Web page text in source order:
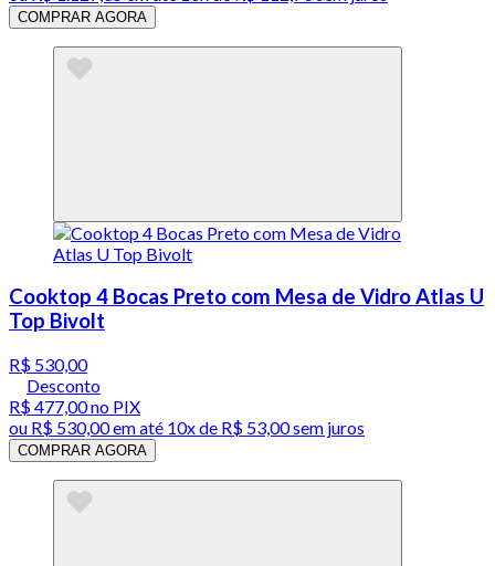
COMPRAR AGORA
Cooktop 4 Bocas Preto com Mesa de Vidro Atlas U
Top Bivolt
R$ 530,00
Desconto
R$ 477,00no PIX
ou R$ 530,00em até 10x de R$ 53,00 sem juros
COMPRAR AGORA